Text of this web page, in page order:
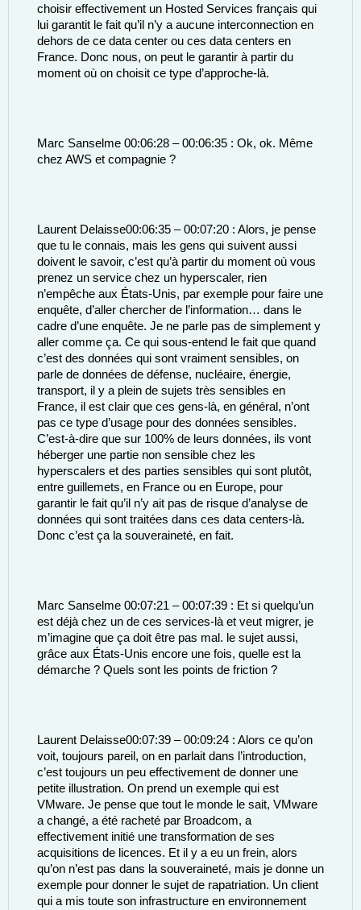
choisir effectivement un Hosted Services français qui
lui garantit le fait qu’il n’y a aucune interconnection en
dehors de ce data center ou ces data centers en
France. Donc nous, on peut le garantir à partir du
moment où on choisit ce type d’approche-là.
Marc Sanselme 00:06:28 – 00:06:35 : Ok, ok. Même
chez AWS et compagnie ?
Laurent Delaisse00:06:35 – 00:07:20 : Alors, je pense
que tu le connais, mais les gens qui suivent aussi
doivent le savoir, c’est qu’à partir du moment où vous
prenez un service chez un hyperscaler, rien
n’empêche aux États-Unis, par exemple pour faire une
enquête, d’aller chercher de l’information… dans le
cadre d’une enquête. Je ne parle pas de simplement y
aller comme ça. Ce qui sous-entend le fait que quand
c’est des données qui sont vraiment sensibles, on
parle de données de défense, nucléaire, énergie,
transport, il y a plein de sujets très sensibles en
France, il est clair que ces gens-là, en général, n’ont
pas ce type d’usage pour des données sensibles.
C’est-à-dire que sur 100% de leurs données, ils vont
héberger une partie non sensible chez les
hyperscalers et des parties sensibles qui sont plutôt,
entre guillemets, en France ou en Europe, pour
garantir le fait qu’il n’y ait pas de risque d’analyse de
données qui sont traitées dans ces data centers-là.
Donc c’est ça la souveraineté, en fait.
Marc Sanselme 00:07:21 – 00:07:39 : Et si quelqu’un
est déjà chez un de ces services-là et veut migrer, je
m’imagine que ça doit être pas mal. le sujet aussi,
grâce aux États-Unis encore une fois, quelle est la
démarche ? Quels sont les points de friction ?
Laurent Delaisse00:07:39 – 00:09:24 : Alors ce qu’on
voit, toujours pareil, on en parlait dans l’introduction,
c’est toujours un peu effectivement de donner une
petite illustration. On prend un exemple qui est
VMware. Je pense que tout le monde le sait, VMware
a changé, a été racheté par Broadcom, a
effectivement initié une transformation de ses
acquisitions de licences. Et il y a eu un frein, alors
qu’on n’est pas dans la souveraineté, mais je donne un
exemple pour donner le sujet de rapatriation. Un client
qui a mis toute son infrastructure en environnement